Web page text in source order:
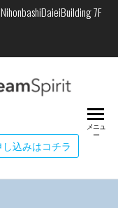
7F
Time &
し込みはコチラ
メニュ
ー